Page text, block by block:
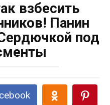
взбесить
Панин
под